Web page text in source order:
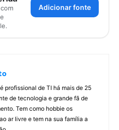
Adicionar fonte
profissional de TI há mais de 25
de tecnologia e grande fã de
Tem como hobbie os
ar livre e tem na sua família a